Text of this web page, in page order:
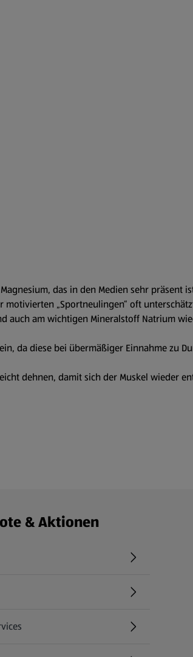
das in den Medien sehr präsent
„Sportneulingen“ oft
auch am wichtigen Mineralstoff Natrium
da diese bei übermäßiger Einnahme zu
dehnen, damit sich der Muskel wieder
& Aktionen